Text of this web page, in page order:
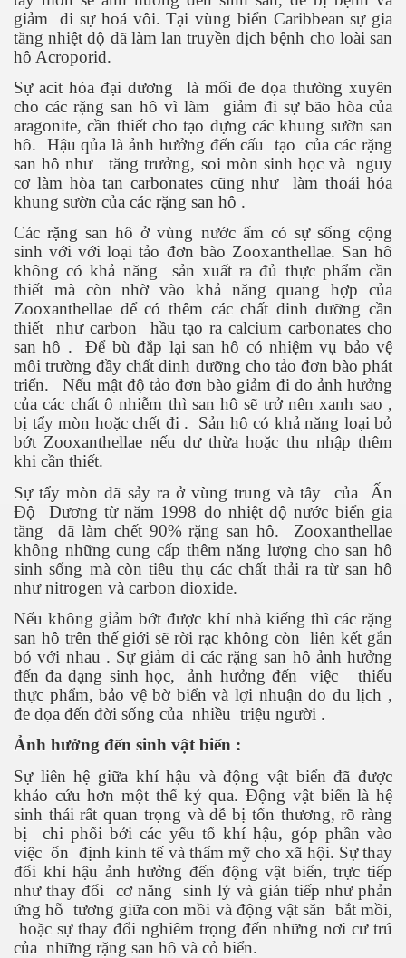
giảm
đi sự hoá vôi. Tại vùng biển Caribbean sự gia
tăng nhiệt độ đã làm lan truyền dịch bệnh cho loài san
hô Acroporid.
Sự acit hóa đại dương
là mối đe dọa thường xuyên
cho các rặng san hô vì làm
giảm đi sự bão hòa của
aragonite, cần thiết cho tạo dựng các khung sườn san
hô.
Hậu qủa là ảnh hưởng đến cấu tạo của các rặng
san hô như
tăng trưởng, soi mòn sinh học và
nguy
cơ làm hòa tan carbonates cũng như
làm thoái hóa
khung sườn của các rặng san hô .
Các rặng san hô ở vùng nước ấm có sự sống cộng
sinh với với loại tảo đơn bào Zooxanthellae. San hô
không có khả năng
sản xuất ra đủ thực phẩm cần
thiết mà còn nhờ vào khả năng quang hợp của
Zooxanthellae để có thêm các chất dinh dưỡng cần
thiết
như carbon
hầu tạo ra calcium carbonates cho
san hô .
Để bù đắp lại san hô có nhiệm vụ bảo vệ
môi trường đầy chất dinh dưỡng cho tảo đơn bào phát
triển.
Nếu mật độ tảo đơn bào giảm đi do ảnh hưởng
của các chất ô nhiễm thì san hô sẽ trở nên xanh sao ,
bị tẩy mòn hoặc chết đi .
Sản hô có khả năng loại bỏ
bớt Zooxanthellae nếu dư thừa hoặc thu nhập thêm
khi cần thiết.
Sự tẩy mòn đã sảy ra ở vùng trung và tây
của
Ấn
Độ
Dương từ năm 1998 do nhiệt độ nước biển gia
tăng
đã làm chết 90% rặng san hô.
Zooxanthellae
không những cung cấp thêm năng lượng cho san hô
sinh sống mà còn tiêu thụ các chất thải ra từ san hô
như nitrogen và carbon dioxide.
Nếu không gỉảm bớt được khí nhà kiếng thì các rặng
san hô trên thế giới sẽ rời rạc không còn liên kết gắn
bó với nhau . Sự giảm đi các rặng san hô ảnh hưởng
đến đa dạng sinh học,
ảnh hưởng đến việc
thiếu
thực phẩm, bảo vệ bờ biển và lợi nhuận do du lịch ,
đe dọa đến đời sống của nhiều triệu người .
Ảnh hưởng đến sinh vật biển :
Sự liên hệ giữa khí hậu và động vật biển đã được
khảo cứu hơn một thế kỷ qua. Động vật biển là hệ
sinh thái rất quan trọng và dễ bị tổn thương, rõ ràng
bị
chi phối bởi các yếu tố khí hậu, góp phần vào
việc ổn định kinh tế và thẩm mỹ cho xã hội. Sự thay
đổi khí hậu ảnh hưởng đến động vật biển, trực tiếp
như thay đổi
cơ năng
sinh lý và gián tiếp như phản
ứng hỗ tương giữa con mồi và động vật săn bắt mồi,
hoặc sự thay đổi nghiêm trọng đến những nơi cư trú
của những rặng san hô và cỏ biển.
P 200-201